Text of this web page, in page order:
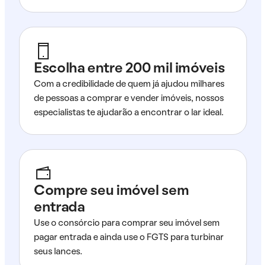
Escolha entre 200 mil imóveis
Com a credibilidade de quem já ajudou milhares
de pessoas a comprar e vender imóveis, nossos
especialistas te ajudarão a encontrar o lar ideal.
Compre seu imóvel sem
entrada
Use o consórcio para comprar seu imóvel sem
pagar entrada e ainda use o FGTS para turbinar
seus lances.